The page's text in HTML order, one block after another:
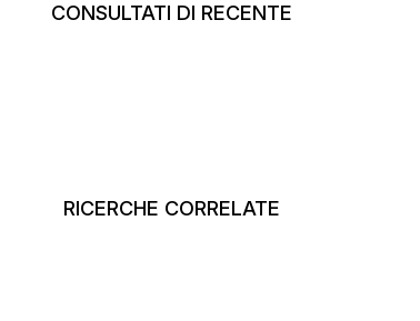
CONSULTATI DI RECENTE
RICERCHE CORRELATE